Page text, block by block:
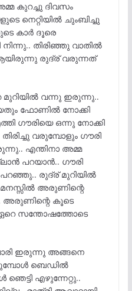
കുറച്ചു ദിവസം
നെറ്റിയിൽ ചുംബിച്ചു
കാർ ദൂരെ
തിരിഞ്ഞു വാതിൽ
രുദ്ര് വരുന്നത്
മുറിയിൽ വന്നു ഇരുന്നു..
ഫോണിൽ നോക്കി
ഗൗരിയെ ഒന്നു നോക്കി
വരുമ്പോളും ഗൗരി
എന്തിനാ അമ്മ
പറയാൻ.. ഗൗരി
രുദ്ര് മുറിയിൽ
മനസ്സിൽ അരുണിന്റെ
അരുണിന്റെ കൂടെ
സന്തോഷത്തോടെ
ഇരുന്നു അങ്ങനെ
ബെഡിൽ
എഴുന്നേറ്റു..